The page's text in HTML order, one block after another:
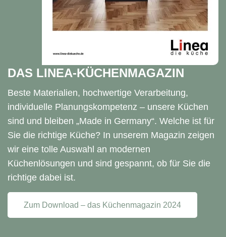
DAS LINEA-KÜCHENMAGAZIN
Beste Materialien, hochwertige Verarbeitung,
individuelle Planungskompetenz – unsere Küchen
sind und bleiben „Made in Germany“. Welche ist für
Sie die richtige Küche? In unserem Magazin zeigen
wir eine tolle Auswahl an modernen
Küchenlösungen und sind gespannt, ob für Sie die
richtige dabei ist.
Zum Download – das Küchenmagazin 2024